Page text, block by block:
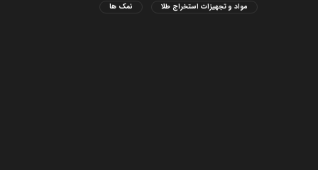
مواد و تجهیزات استخراج طلا نمک ها